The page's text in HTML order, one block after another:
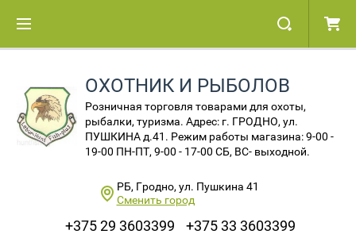
ОХОТНИК И РЫБОЛОВ
Розничная торговля товарами для охоты,
рыбалки, туризма. Адрес: г. ГРОДНО, ул.
ПУШКИНА д.41. Режим работы магазина: 9-00 -
19-00 ПН-ПТ, 9-00 - 17-00 СБ, ВС- выходной.
РБ, Гродно, ул. Пушкина 41
Сменить город
+375 29 3603399
+375 33 3603399